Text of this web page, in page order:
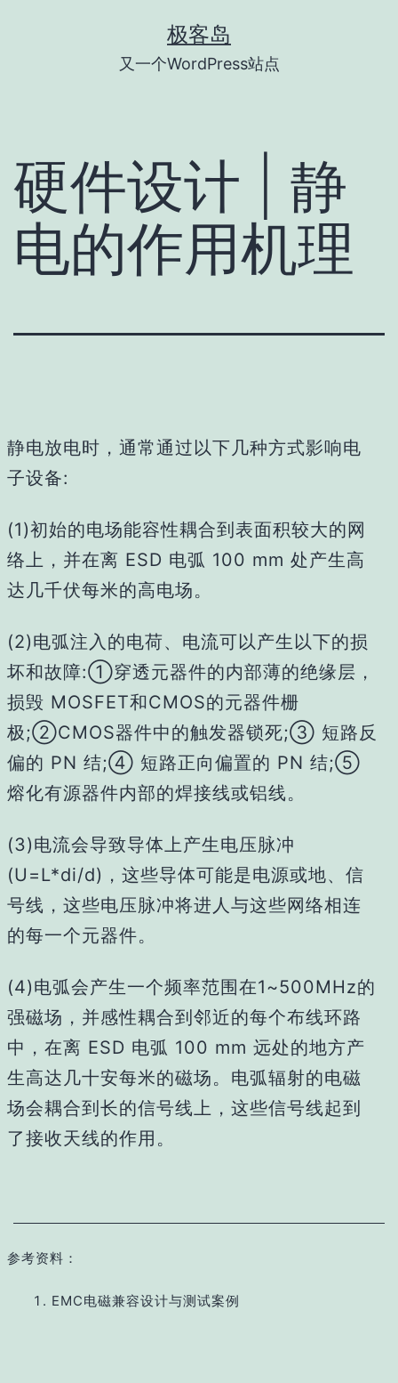
极客岛
又一个WordPress站点
硬件设计 | 静
电的作用机理
静电放电时，通常通过以下几种方式影响电
子设备:
(1)初始的电场能容性耦合到表面积较大的网
络上，并在离 ESD 电弧 100 mm 处产生高
达几千伏每米的高电场。
(2)电弧注入的电荷、电流可以产生以下的损
坏和故障:①穿透元器件的内部薄的绝缘层，
损毁 MOSFET和CMOS的元器件栅
极;②CMOS器件中的触发器锁死;③ 短路反
偏的 PN 结;④ 短路正向偏置的 PN 结;⑤
熔化有源器件内部的焊接线或铝线。
(3)电流会导致导体上产生电压脉冲
(U=L*di/d)，这些导体可能是电源或地、信
号线，这些电压脉冲将进人与这些网络相连
的每一个元器件。
(4)电弧会产生一个频率范围在1~500MHz的
强磁场，并感性耦合到邻近的每个布线环路
中，在离 ESD 电弧 100 mm 远处的地方产
生高达几十安每米的磁场。电弧辐射的电磁
场会耦合到长的信号线上，这些信号线起到
了接收天线的作用。
参考资料：
EMC电磁兼容设计与测试案例